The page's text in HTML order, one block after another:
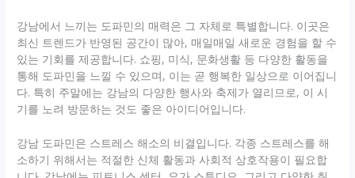
강남에서 느끼는 도파민의 매력은 그 자체로 특별합니다. 이곳은
최신 트렌드가 반영된 공간이 많아, 매일매일 새로운 경험을 할 수
있는 기회를 제공합니다. 쇼핑, 미식, 문화생활 등 다양한 활동을
통해 도파민을 느낄 수 있으며, 이는 곧 행복한 일상으로 이어집니
다. 특히 주말에는 강남의 다양한 행사와 축제가 열리므로, 이 시
기를 노려 방문하는 것도 좋은 아이디어입니다.
강남 도파민은 스트레스 해소의 비결입니다. 각종 스트레스를 해
소하기 위해서는 적절한 신체 활동과 사회적 상호작용이 필요합